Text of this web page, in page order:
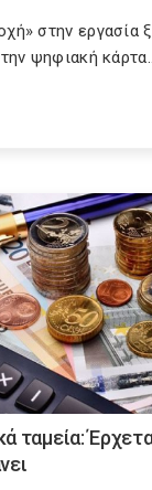
στην εργασία
ψηφιακή
ταμεία: